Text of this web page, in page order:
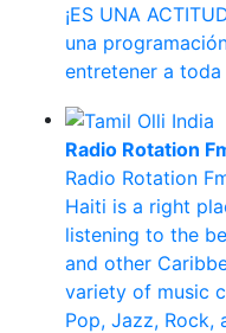
¡ES UNA
una
entretener a toda
Radio Rotation
Radio Rotation
Haiti is a right
listening to the
and other
variety of music
Pop, Jazz, Rock,